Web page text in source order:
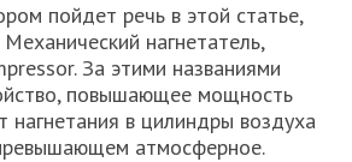
пойдет речь в этой статье,
нагнетатель,
За этими названиями
повышающее мощность
нагнетания в цилиндры воздуха
атмосферное.